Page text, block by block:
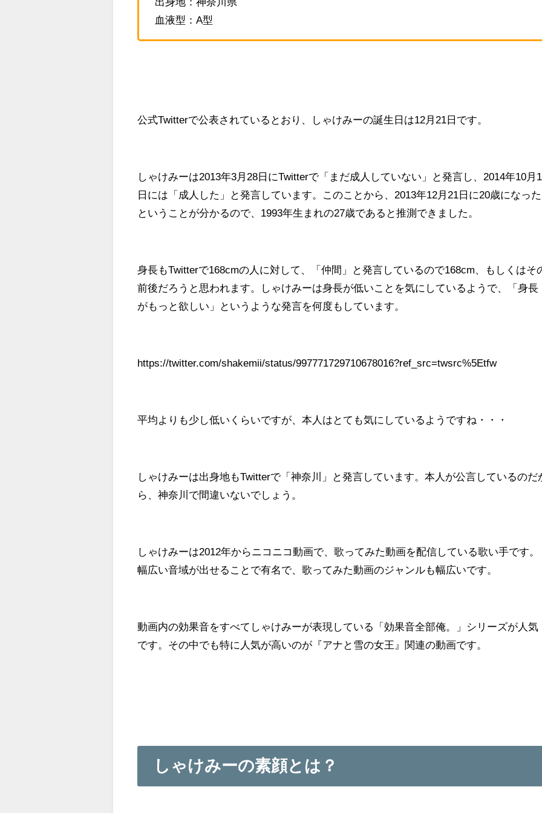
血液型：A型
公式Twitterで公表されているとおり、しゃけみーの誕生日は12月21日です。
しゃけみーは2013年3月28日にTwitterで「まだ成人していない」と発言し、2014年10月
日には「成人した」と発言しています。このことから、2013年12月21日に20歳になった
ということが分かるので、1993年生まれの27歳であると推測できました。
身長もTwitterで168cmの人に対して、「仲間」と発言しているので168cm、もしくはそ
前後だろうと思われます。しゃけみーは身長が低いことを気にしているようで、「身長
がもっと欲しい」というような発言を何度もしています。
https://twitter.com/shakemii/status/997771729710678016?ref_src=twsrc%5Etfw
平均よりも少し低いくらいですが、本人はとても気にしているようですね・・・
しゃけみーは出身地もTwitterで「神奈川」と発言しています。本人が公言しているのだ
ら、神奈川で間違いないでしょう。
しゃけみーは2012年からニコニコ動画で、歌ってみた動画を配信している歌い手です。
幅広い音域が出せることで有名で、歌ってみた動画のジャンルも幅広いです。
動画内の効果音をすべてしゃけみーが表現している「効果音全部俺。」シリーズが人気
です。その中でも特に人気が高いのが『アナと雪の女王』関連の動画です。
しゃけみーの素顔とは？